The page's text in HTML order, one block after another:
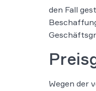
den Fall
Wegen der